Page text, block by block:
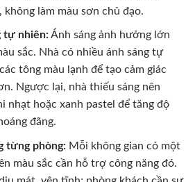
làm màu sơn chủ đạo.
tự nhiên:Ánh sáng ảnh hưởng lớn
sắc. Nhà có nhiều ánh sáng tự
tông màu lạnh để tạo cảm giác
Ngược lại, nhà thiếu sáng nên
nhạt hoặc xanh pastel để tăng độ
đãng.
từng phòng:Mỗi không gian có một
màu sắc cần hỗ trợ công năng đó.